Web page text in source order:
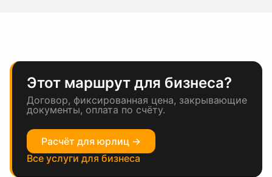
Этот маршрут для бизнеса?
Договор, фиксированная цена, закрывающие
документы, оплата по счёту.
Расчёт для юрлиц →
Все услуги для бизнеса